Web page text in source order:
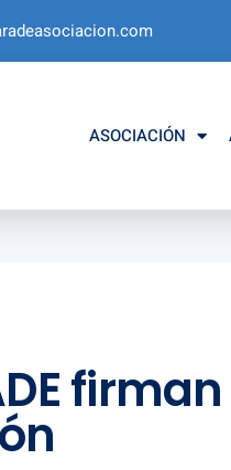
ASOCIACIÓN